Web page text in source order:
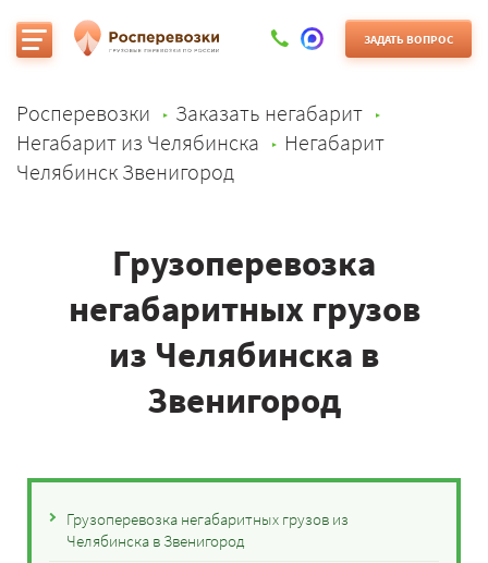
ЗАДАТЬ ВОПРОС
Росперевозки
Заказать негабарит
Негабарит из Челябинска
Негабарит
Челябинск Звенигород
Грузоперевозка
негабаритных грузов
из Челябинска в
Звенигород
Грузоперевозка негабаритных грузов из
Челябинска в Звенигород